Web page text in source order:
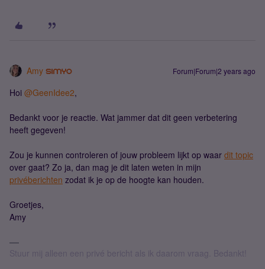
Amy Forum|Forum|2 years ago
Hoi @GeenIdee2,
Bedankt voor je reactie. Wat jammer dat dit geen verbetering
heeft gegeven!
Zou je kunnen controleren of jouw probleem lijkt op waar dit topic
over gaat? Zo ja, dan mag je dit laten weten in mijn
privéberichten zodat ik je op de hoogte kan houden.
Groetjes,
Amy
Stuur mij alleen een privé bericht als ik daarom vraag. Bedankt!